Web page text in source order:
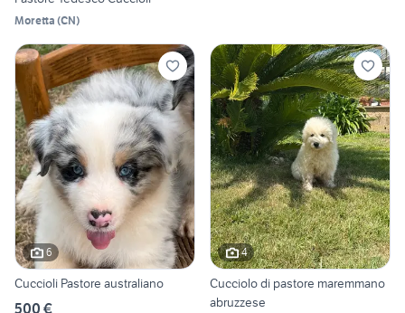
Moretta (CN)
6
Cuccioli Pastore australiano
500 €
4
Cucciolo di pastore maremmano
abruzzese